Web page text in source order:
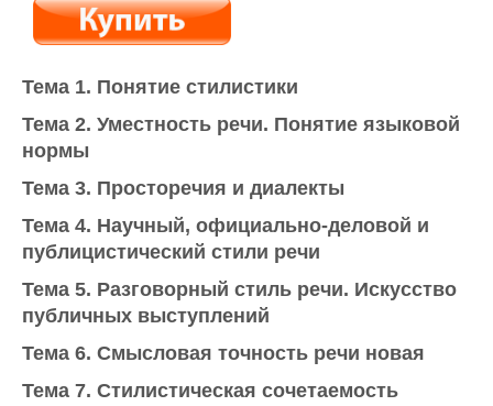
Тема 1. Понятие стилистики
Тема 2. Уместность речи. Понятие языковой
нормы
Тема 3. Просторечия и диалекты
Тема 4. Научный, официально-деловой и
публицистический стили речи
Тема 5. Разговорный стиль речи. Искусство
публичных выступлений
Тема 6. Смысловая точность речи новая
Тема 7. Стилистическая сочетаемость